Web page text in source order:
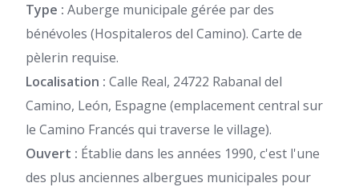
Type : Auberge municipale gérée par des
bénévoles (Hospitaleros del Camino). Carte de
pèlerin requise.
Localisation : Calle Real, 24722 Rabanal del
Camino, León, Espagne (emplacement central sur
le Camino Francés qui traverse le village).
Ouvert : Établie dans les années 1990, c'est l'une
des plus anciennes albergues municipales pour